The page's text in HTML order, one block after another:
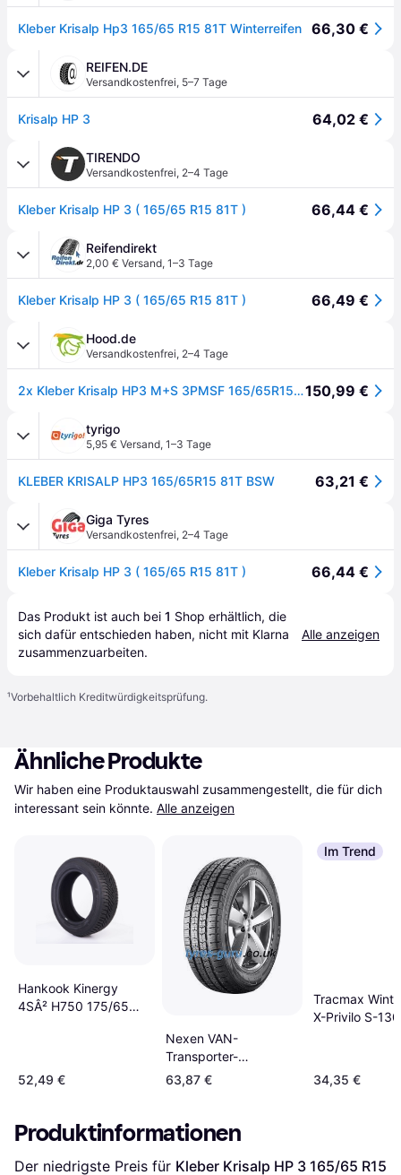
Kleber Krisalp Hp3 165/65 R15 81T Winterreifen 66,30 €
REIFEN.DE
Versandkostenfrei, 5–7 Tage
Krisalp HP 3 64,02 €
TIRENDO
Versandkostenfrei, 2–4 Tage
Kleber Krisalp HP 3 ( 165/65 R15 81T ) 66,44 €
Reifendirekt
2,00 € Versand, 1–3 Tage
Kleber Krisalp HP 3 ( 165/65 R15 81T ) 66,49 €
Hood.de
Versandkostenfrei, 2–4 Tage
2x Kleber Krisalp HP3 M+S 3PMSF 165/65R15 81T Reifen Winter PKW150,99 €
tyrigo
5,95 € Versand, 1–3 Tage
KLEBER KRISALP HP3 165/65R15 81T BSW 63,21 €
Giga Tyres
Versandkostenfrei, 2–4 Tage
Kleber Krisalp HP 3 ( 165/65 R15 81T ) 66,44 €
Das Produkt ist auch bei 1 Shop erhältlich, die
sich dafür entschieden haben, nicht mit Klarna
zusammenzuarbeiten.
Alle anzeigen
¹Vorbehaltlich Kreditwürdigkeitsprüfung.
Ähnliche Produkte
Wir haben eine Produktauswahl zusammengestellt, die für dich
interessant sein könnte. Alle anzeigen
Hankook Kinergy
4SÂ² H750 175/65
52,49 €
Nexen VAN-
Transporter-
Winterreifen Winguard
WT1 165/70 R14C
63,87 €
Im Trend
Tracmax
X-Privilo S-130
34,35 €
Produktinformationen
Der niedrigste Preis für Kleber Krisalp HP 3 165/65 R15